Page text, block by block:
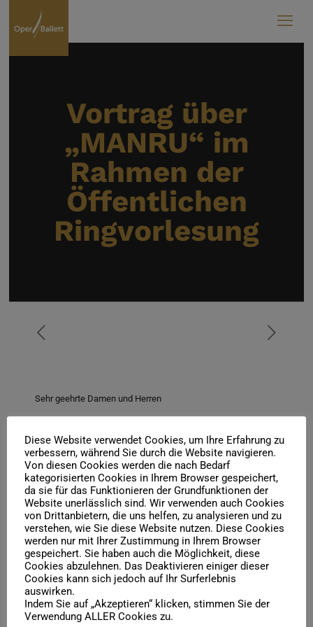
Vortrag über
„MANRU“ im
Rahmen der
Öffentlichen
Ringvorlesung
Sehr geehrte Damen und Herren
Ringvorlesung „Was Sie schon immer über Polen wissen
wollten“, veranstaltet durch das Aleksander-Brückner-
Zentrum für Polenstudien an der Universität Halle, sollte am
1.2.22, 15.30-17 Uhr, im Melanchthonianum, Hörsaal XV,
Universitätsplatz 8-9, 06108 Halle, stattfinden. Er wird jetzt
pandemiebedingt online stattfinden:Was Sie schon immer
über Polen wissen wollten (oder sollten) (aleksander-
brueckner-zentrum.org).
Herzliche Grüße
Ihr Boris Kehrmann
Die Zugangsdaten:
https://uni-halle.webex.com/uni-halle/j.php?
Diese Website verwendet Cookies, um Ihre Erfahrung zu
verbessern, während Sie durch die Website navigieren.
Von diesen Cookies werden die nach Bedarf
kategorisierten Cookies in Ihrem Browser gespeichert,
da sie für das Funktionieren der Grundfunktionen der
Website unerlässlich sind. Wir verwenden auch Cookies
von Drittanbietern, die uns helfen, zu analysieren und zu
verstehen, wie Sie diese Website nutzen. Diese Cookies
werden nur mit Ihrer Zustimmung in Ihrem Browser
gespeichert. Sie haben auch die Möglichkeit, diese
Cookies abzulehnen. Das Deaktivieren einiger dieser
Cookies kann sich jedoch auf Ihr Surferlebnis
auswirken.
Indem Sie auf „Akzeptieren“ klicken, stimmen Sie der
Verwendung ALLER Cookies zu.